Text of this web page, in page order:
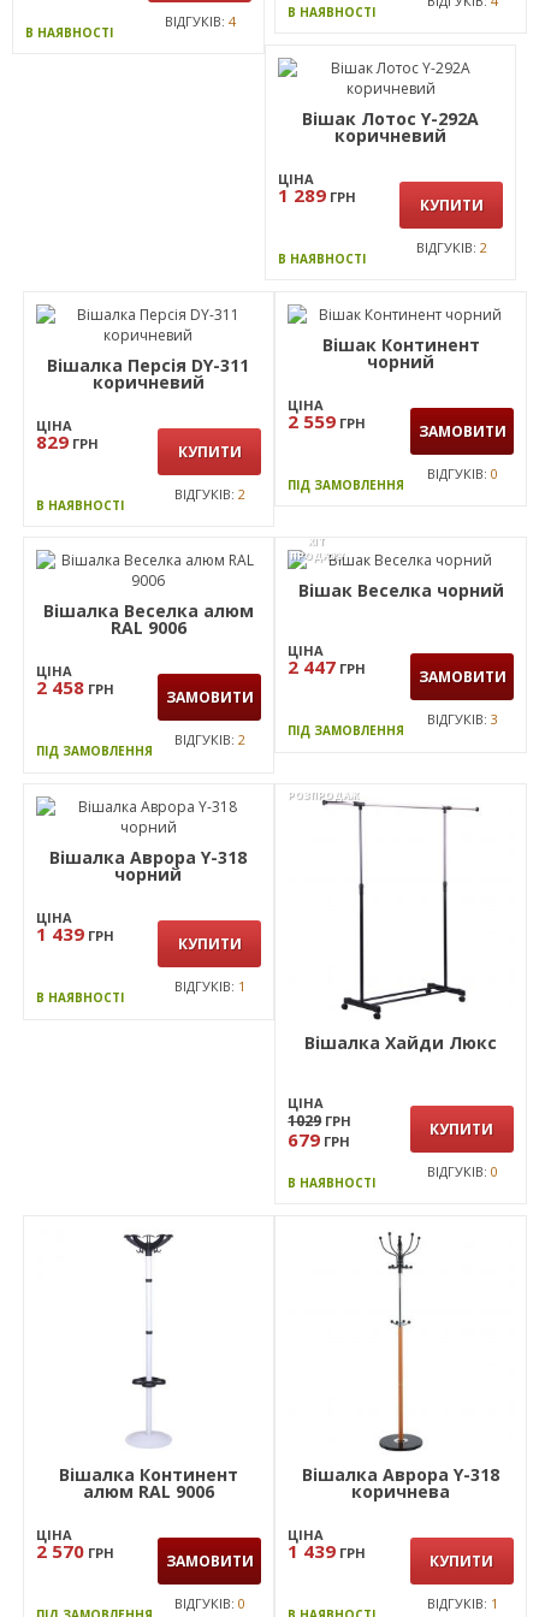
В НАЯВНОСТІ
ВІДГУКІВ: 4 В НАЯВНОСТІ
Вішак Лотос Y-292А
коричневий
ЦІНА
1 289 ГРН КУПИТИ
В НАЯВНОСТІ
ВІДГУКІВ:2
Вішалка Персія DY-311
коричневий
ЦІНА
829 ГРН КУПИТИ
В НАЯВНОСТІ
ВІДГУКІВ:2
Вішак Континент
чорний
ЦІНА
2 559 ГРН ЗАМОВИТИ
ПІД ЗАМОВЛЕННЯ
ВІДГУКІВ: 0
Вішалка Веселка алюм
RAL 9006
ЦІНА
2 458 ГРН ЗАМОВИТИ
ПІД ЗАМОВЛЕННЯ
ВІДГУКІВ:2
ХІТ
ПРОДАЖУ
Вішак Веселка чорний
ЦІНА
2 447 ГРН ЗАМОВИТИ
ПІД ЗАМОВЛЕННЯ
ВІДГУКІВ: 3
Вішалка Аврора Y-318
чорний
ЦІНА
1 439 ГРН КУПИТИ
В НАЯВНОСТІ
ВІДГУКІВ: 1
РОЗПРОДАЖ
Вішалка Хайди Люкс
ЦІНА
1029 ГРН
679 ГРН
КУПИТИ
В НАЯВНОСТІ
ВІДГУКІВ: 0
Вішалка Континент
алюм RAL 9006
ЦІНА
2 570 ГРН ЗАМОВИТИ
ВІДГУКІВ:0
Вішалка Аврора Y-318
коричнева
ЦІНА
1 439 ГРН КУПИТИ
ВІДГУКІВ: 1